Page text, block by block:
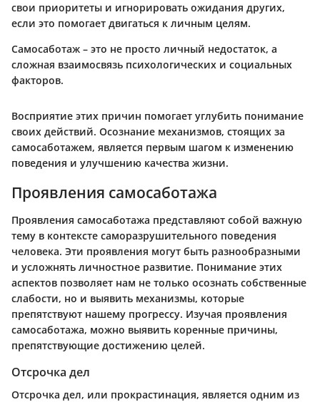
свои приоритеты и игнорировать ожидания других,
если это помогает двигаться к личным целям.
Самосаботаж – это не просто личный недостаток, а
сложная взаимосвязь психологических и социальных
факторов.
Восприятие этих причин помогает углубить понимание
своих действий. Осознание механизмов, стоящих за
самосаботажем, является первым шагом к изменению
поведения и улучшению качества жизни.
Проявления самосаботажа
Проявления самосаботажа представляют собой важную
тему в контексте саморазрушительного поведения
человека. Эти проявления могут быть разнообразными
и усложнять личностное развитие. Понимание этих
аспектов позволяет нам не только осознать собственные
слабости, но и выявить механизмы, которые
препятствуют нашему прогрессу. Изучая проявления
самосаботажа, можно выявить коренные причины,
препятствующие достижению целей.
Отсрочка дел
Отсрочка дел, или прокрастинация, является одним из